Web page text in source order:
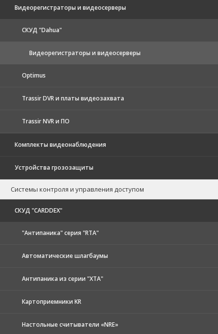
Видеорегистраторы и видеосерверы
CКУД "Dahua"
Видеорегистраторы и видеосерверы
Optimus
Trassir DVR и платы видеозахвата
Trassir NVR и ПО
Комплекты видеонаблюдения
Устройства грозозащиты
Системы контроля и управления доступом
CКУД "CARDDEX"
"Антипаника" серия "RTA"
Автоматические шлагбаумы
Антипаника из серии "XTA"
Картоприемники KR
Настольные считыватели «NRE»